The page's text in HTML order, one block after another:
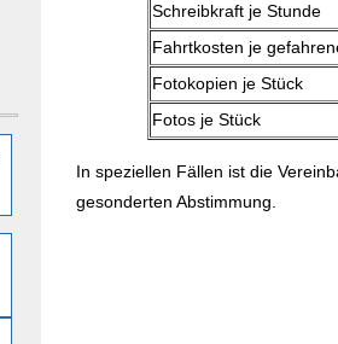
Schreibkraft je Stunde
Fahrtkosten je
Fotokopien je Stück
Fotos je Stück
In speziellen Fällen ist die
gesonderten Abstimmung.